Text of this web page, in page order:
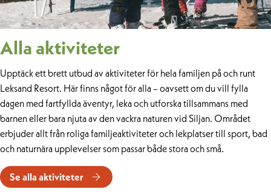
Alla aktiviteter
Upptäck ett brett utbud av aktiviteter för hela familjen på och runt
Leksand Resort. Här finns något för alla – oavsett om du vill fylla
dagen med fartfyllda äventyr, leka och utforska tillsammans med
barnen eller bara njuta av den vackra naturen vid Siljan. Området
erbjuder allt från roliga familjeaktiviteter och lekplatser till sport, bad
och naturnära upplevelser som passar både stora och små.
Se alla aktiviteter